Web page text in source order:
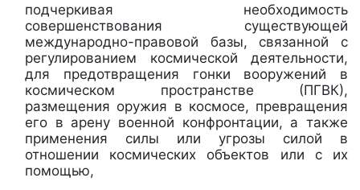
подчеркивая необходимость
совершенствования существующей
международно-правовой базы, связанной с
регулированием космической деятельности,
для предотвращения гонки вооружений в
космическом пространстве (ПГВК),
размещения оружия в космосе, превращения
его в арену военной конфронтации, а также
применения силы или угрозы силой в
отношении космических объектов или с их
помощью,